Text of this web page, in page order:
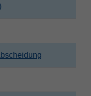
Identifikation